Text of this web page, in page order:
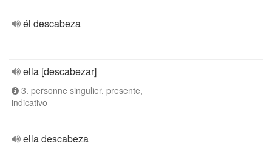
él descabeza
ella [descabezar]
3. personne singulier, presente,
indicativo
ella descabeza